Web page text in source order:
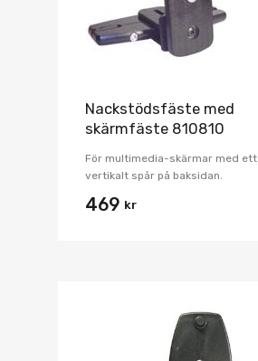
Nackstödsfäste med
skärmfäste 810810
För multimedia-skärmar med ett
vertikalt spår på baksidan.
469 kr